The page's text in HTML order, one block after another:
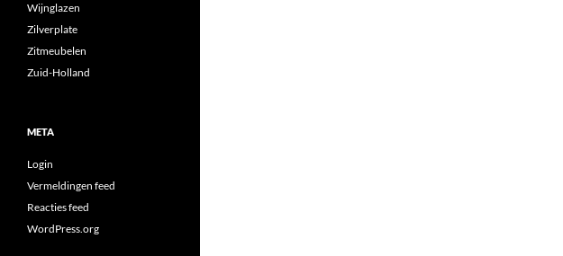
Wijnglazen
Zilverplate
Zitmeubelen
Zuid-Holland
META
Login
Vermeldingen feed
Reacties feed
WordPress.org